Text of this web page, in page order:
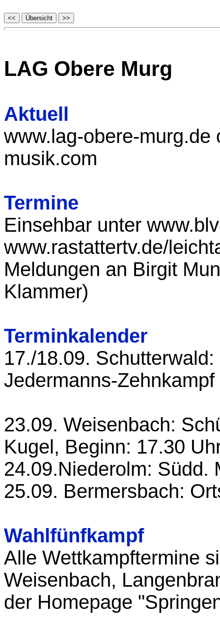
LAG Obere Murg
Aktuell
www.lag-obere-murg.de
musik.com
Termine
Einsehbar unter
www.rastattertv.de/
Meldungen an Birgit
Klammer)
Terminkalender
17./18.09.
Jedermanns-Zehnkampf
23.09. Weisenbach:
Kugel, Beginn: 17.30
24.09.Niederolm: Südd.
25.09. Bermersbach:
Wahlfünfkampf
Alle Wettkampftermine
Weisenbach,
der Homepage